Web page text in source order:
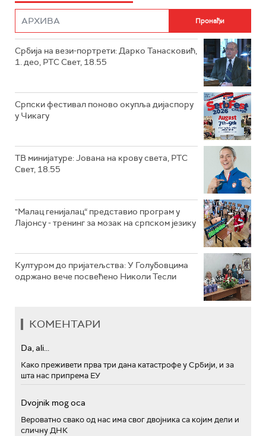
Србија на вези-портрети: Дарко Танасковић,
1. део, РТС Свет, 18.55
Српски фестивал поново окупља дијаспору
у Чикагу
ТВ минијатуре: Јована на крову света, РТС
Свет, 18.55
"Малац генијалац“ представио програм у
Лајонсу - тренинг за мозак на српском језику
Културом до пријатељства: У Голубовцима
одржано вече посвећено Николи Тесли
КОМЕНТАРИ
Da, ali...
Како преживети прва три дана катастрофе у Србији, и за
шта нас припрема ЕУ
Dvojnik mog oca
Вероватно свако од нас има свог двојника са којим дели и
сличну ДНК